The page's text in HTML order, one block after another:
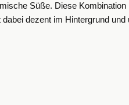
Süße. Diese
dezent im Hintergrund